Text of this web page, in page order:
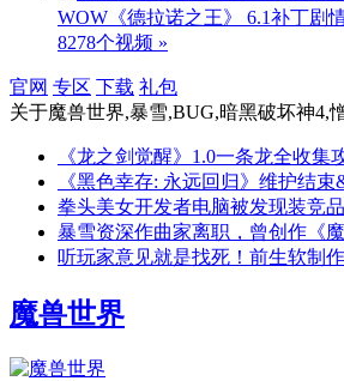
WOW《德拉诺之王》 6.1补丁剧
8278个视频 »
官网 专区 下载 礼包
关于魔兽世界,暴雪,BUG,暗黑破坏神4,
《龙之剑觉醒》1.0一条龙全收集
《黑色幸存: 永远回归》维护结
拳头美女开发者电脑被发现装竞
暴雪资深作曲家离职，曾创作《
听玩家意见就是找死！前生软制
魔兽世界